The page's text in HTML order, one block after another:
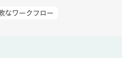
なワークフロー